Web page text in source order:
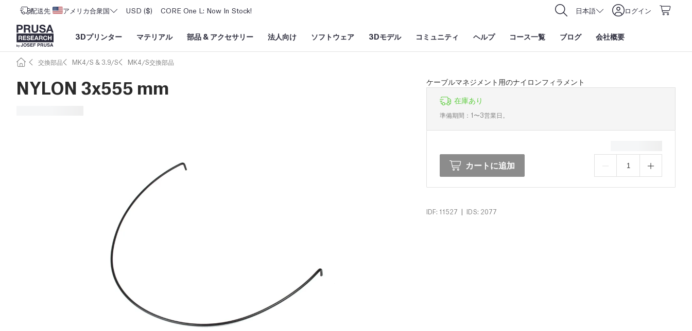
配送先 アメリカ合衆国 USD ($) CORE One L: Now In Stock! 日本語 ログイン
3Dプリンター マテリアル 部品 & アクセサリー 法人向け ソフトウェア 3Dモデル コミュニティ ヘルプ コース一覧 ブログ 会社概要
交換部品 MK4/S & 3.9/S MK4/S交換部品
NYLON 3x555 mm
ケーブルマネジメント用のナイロンフィラメント
在庫あり
準備期間：1〜3営業日。
カートに追加
IDF: 11527 | IDS: 2077